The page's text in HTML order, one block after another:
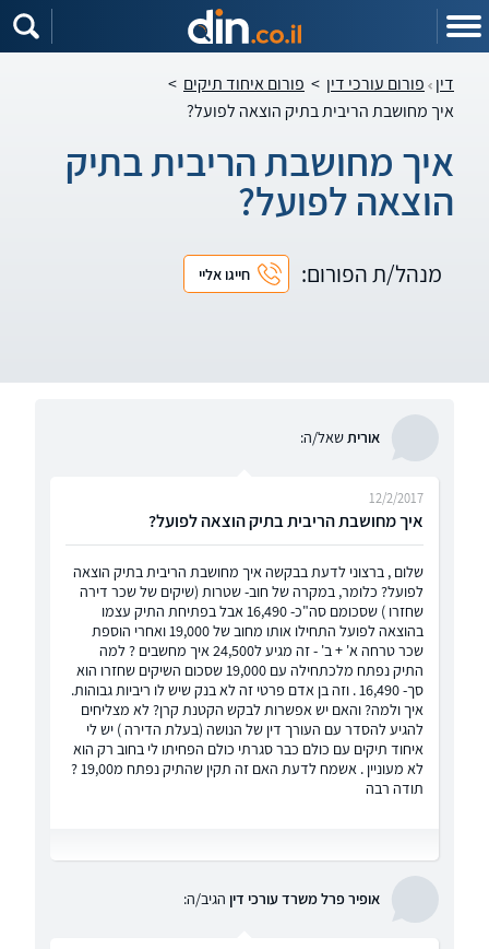
דין פורום עורכי דין > פורום איחוד תיקים >
איך מחושבת הריבית בתיק הוצאה לפועל?
איך מחושבת הריבית בתיק
הוצאה לפועל?
מנהל/ת הפורום: חייגו אליי
אוריתשאל/ה:
איך מחושבת הריבית בתיק הוצאה לפועל?
12/2/2017
שלום , ברצוני לדעת בבקשה איך מחושבת הריבית בתיק הוצאה
לפועל? כלומר, במקרה של חוב- שטרות (שיקים של שכר דירה
שחזרו ) שסכומם סה"כ- 16,490 אבל בפתיחת התיק עצמו
בהוצאה לפועל התחילו אותו מחוב של 19,000 ואחרי הוספת
שכר טרחה א' + ב' - זה מגיע ל24,500 איך מחשבים ? למה
התיק נפתח מלכתחילה עם 19,000 שסכום השיקים שחזרו הוא
סך- 16,490 . וזה בן אדם פרטי זה לא בנק שיש לו ריביות גבוהות.
איך ולמה? והאם יש אפשרות לבקש הקטנת קרן? לא מצליחים
להגיע להסדר עם העורך דין של הנושה (בעלת הדירה ) יש לי
איחוד תיקים עם כולם כבר סגרתי כולם הפחיתו לי בחוב רק הוא
לא מעוניין . אשמח לדעת האם זה תקין שהתיק נפתח מ19,00 ?
תודה רבה
אופיר פרל משרד עורכי דין הגיב/ה: